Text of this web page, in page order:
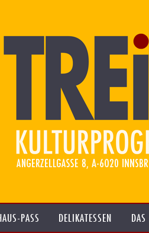
PASS DELIKATESSEN